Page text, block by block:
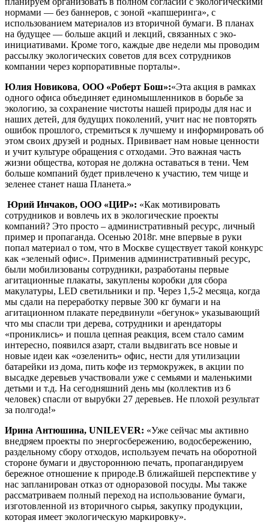
нормами — без баннеров, с зоной «капшеринга», с
использованием материалов из вторичной бумаги. В планах
на будущее — больше акций и лекций, связанных с эко-
инициативами. Кроме того, каждые две недели мы проводим
рассылку экологических советов для всех сотрудников
компании через корпоративные порталы».
Юлия Новикова, ООО «Роберт Бош»:«Эта акция в рамках
одного офиса объединяет единомышленников в борьбе за
экологию, за сохранение чистоты нашей природы для нас и
наших детей, для будущих поколений, учит нас не повторять
ошибок прошлого, стремиться к лучшему и информировать об
этом своих друзей и родных. Прививает нам новые ценности
и учит культуре обращения с отходами. Это важная часть
жизни общества, которая не должна оставаться в тени. Чем
больше компаний будет привлечено к участию, тем чище и
зеленее станет наша Планета.»
Юрий Инчаков, ООО «ЦИР»: «Как мотивировать
сотрудников и вовлечь их в экологические проекты
компаний? Это просто – административный ресурс, личный
пример и пропаганда. Осенью 2018г. мне впервые в руки
попал материал о том, что в Москве существует такой конкурс
как «зеленый офис». Применив административный ресурс,
были мобилизованы сотрудники, разработаны первые
агитационные плакаты, закуплены коробки для сбора
макулатуры, LED светильники и пр. Через 1,5-2 месяца, когда
мы сдали на переработку первые 300 кг бумаги и на
агитационном плакате передвинули «бегунок» указывающий
что мы спасли три дерева, сотрудники и арендаторы
«прониклись» и пошла цепная реакция, всем стало самим
интересно, появился азарт, стали выдвигать все новые и
новые идеи как «озеленить» офис, нести для утилизации
батарейки из дома, пить кофе из термокружек, в акции по
высадке деревьев участвовали уже с семьями и маленькими
детьми и т.д. На сегодняшний день мы (коллектив из 6
человек) спасли от вырубки 27 деревьев. Не плохой результат
за полгода!»
Ирина Антюшина, UNILEVER: «Уже сейчас мы активно
внедряем проекты по энергосбережению, водосбережению,
раздельному сбору отходов, используем печать на оборотной
стороне бумаги и двустороннюю печать, пропагандируем
бережное отношение к природе.В ближайшей перспективе у
нас запланирован отказ от одноразовой посуды. Мы также
рассматриваем полный переход на использование бумаги,
изготовленной из вторичного сырья, закупку продукции,
которая имеет экологическую маркировку».